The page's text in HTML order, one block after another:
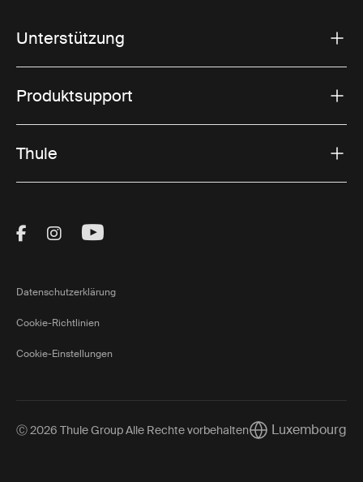
Unterstützung
Produktsupport
Thule
Visit Thule on Facebook (external link)
Visit Thule on Instagram (external link)
Visit Thule on Youtube (external
Datenschutzerklärung
Cookie-Richtlinien
Cookie-Einstellungen
Ⓒ 2026 Thule Group Alle Rechte vorbehaltenCurrent market/
Luxembourg